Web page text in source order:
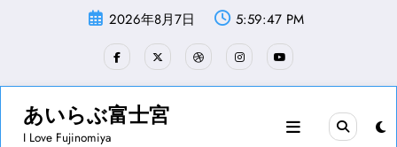
へ
2026年8月7日 5:59:47 PM
あいらぶ富士宮
I Love Fujinomiya